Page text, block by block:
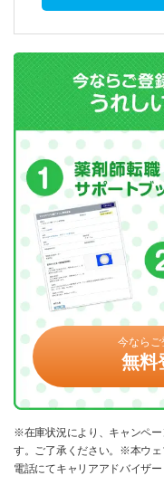
今ならご
無料
※在庫状況により、キャンペー
す。ご了承ください。※本ウ
電話にてキャリアアドバイザ